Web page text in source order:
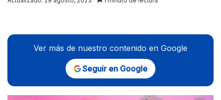
Ver más de nuestro contenido en Google
Seguir en Google